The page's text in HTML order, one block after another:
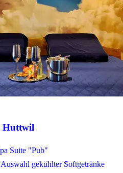
Huttwil
Suite "Pub"
gekühlter Softgetränke